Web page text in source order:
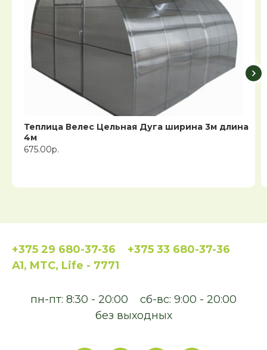
Теплица Велес Цельная Дуга ширина 3м длина
4м
675.00р.
+375 29 680-37-36
+375 33 680-37-36
A1, MTC, Life - 7771
пн-пт: 8:30 - 20:00
сб-вс: 9:00 - 20:00
без выходных